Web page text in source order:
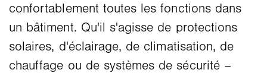
confortablement toutes les fonctions dans
un bâtiment. Qu'il s'agisse de protections
solaires, d'éclairage, de climatisation, de
chauffage ou de systèmes de sécurité –